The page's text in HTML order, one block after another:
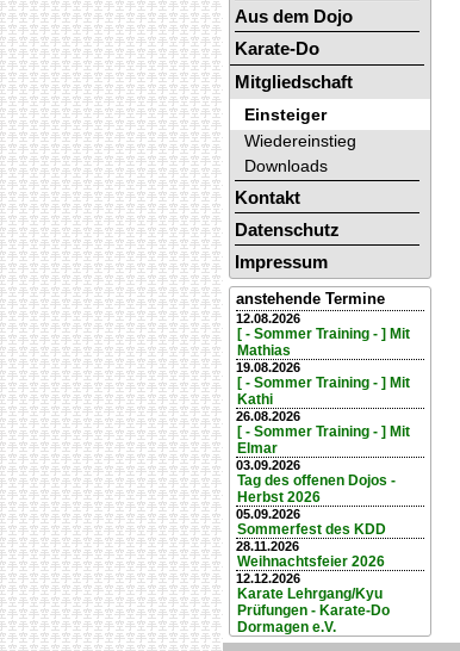
Aus dem Dojo
Karate-Do
Mitgliedschaft
Einsteiger
Wiedereinstieg
Downloads
Kontakt
Datenschutz
Impressum
anstehende Termine
12.08.2026
[ - Sommer Training - ] Mit
Mathias
19.08.2026
[ - Sommer Training - ] Mit
Kathi
26.08.2026
[ - Sommer Training - ] Mit
Elmar
03.09.2026
Tag des offenen Dojos -
Herbst 2026
05.09.2026
Sommerfest des KDD
28.11.2026
Weihnachtsfeier 2026
12.12.2026
Karate Lehrgang/Kyu
Prüfungen - Karate-Do
Dormagen e.V.